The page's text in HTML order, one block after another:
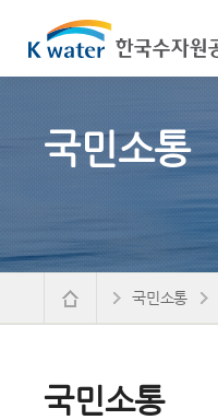
국민소통
국민소통
국민소통